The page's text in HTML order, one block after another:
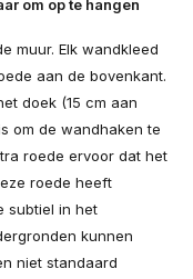
om op te hangen
muur. Elk wandkleed
aan de bovenkant.
doek (15 cm aan
om de wandhaken te
roede ervoor dat het
roede heeft
subtiel in het
kunnen
niet standaard